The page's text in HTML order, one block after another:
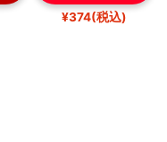
¥374(税込)